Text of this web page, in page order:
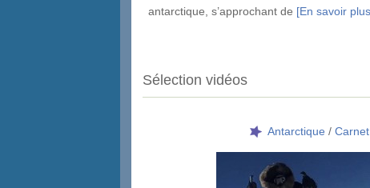
antarctique, s’approchant de [En savoir
Sélection vidéos
Antarctique /